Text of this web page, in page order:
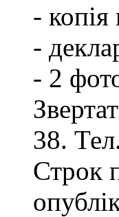
- копія
-
- 2
38.
Строк